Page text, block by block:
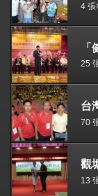
4 張
25
台
70
觀
13